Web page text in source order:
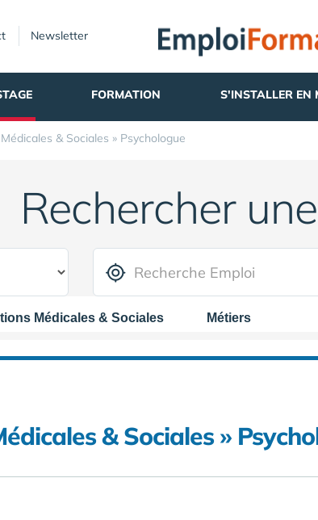
Newsletter
FORMATION S'INSTALLER EN
& Sociales » Psychologue
Rechercher une
Médicales & Sociales Métiers
& Sociales »